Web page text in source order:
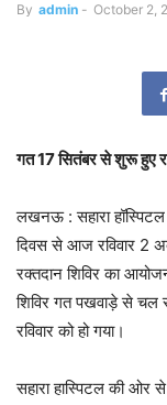
By admin - October 2,
गत 17 सितंबर से शुरू हुए
लखनऊ : सहारा
दिवस से आज रविवार 2
रक्तदान शिविर का
शिविर गत पखवाड़े से चल
रविवार को हो गया।
सहारा हास्पिटल की ओर